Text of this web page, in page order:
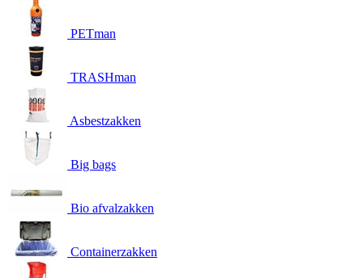
PETman
TRASHman
Asbestzakken
Big bags
Bio afvalzakken
Containerzakken